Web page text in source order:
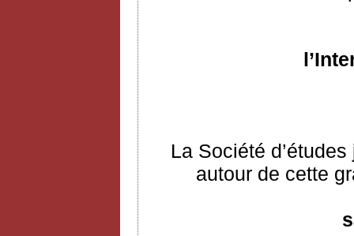
La Société
autour de cette